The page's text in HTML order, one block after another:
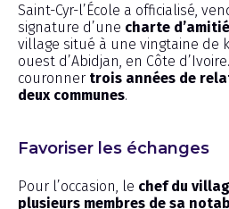
Saint-Cyr-l’École a officialisé,
signature d’une charte d’amitié
village situé à une vingtaine de
ouest d’Abidjan, en Côte
couronner trois années de
deux communes.
Favoriser les échanges
Pour l’occasion, le chef du
plusieurs membres de sa